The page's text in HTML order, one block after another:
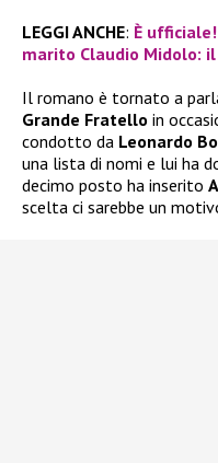
LEGGI ANCHE: È
marito Claudio Midolo:
Il romano è tornato a
Grande Fratello in
condotto da Leonardo
una lista di nomi e lui ha
decimo posto ha inserito
scelta ci sarebbe un